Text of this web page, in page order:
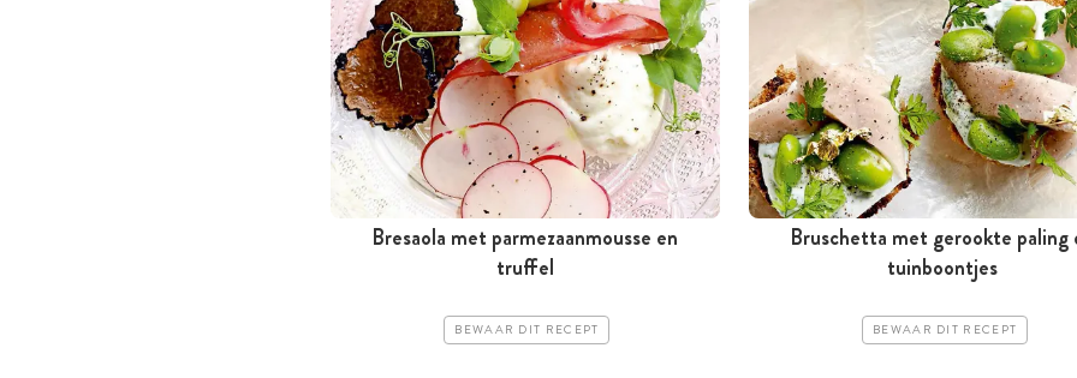
Bresaola met parmezaanmousse en
truffel
BEWAAR DIT RECEPT
Bruschetta met gerookte paling
tuinboontjes
BEWAAR DIT RECEPT